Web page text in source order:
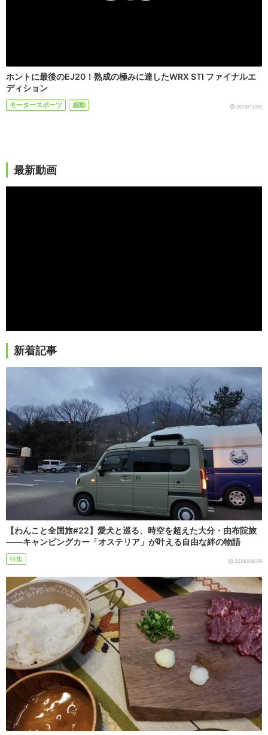
ホントに最後のEJ20！熟成の極みに達したWRX STI ファイナルエ
ディション
モータースポーツ 感動 2019/11/05
最新動画
新着記事
【わんこと全国旅#22】愛犬と巡る、時空を超えた大分・由布院旅
――キャンピングカー「オステリア」が叶える自由な絆の物語
特集 2026/08/09